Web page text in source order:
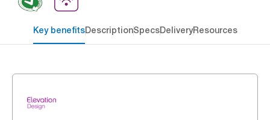
Key benefitsDescriptionSpecsDeliveryResources